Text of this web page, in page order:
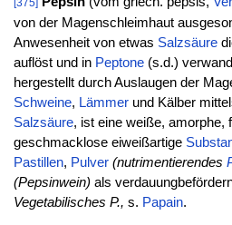
[375]
von der Magenschleimhaut
Anwesenheit von etwas Salzsäure
auflöst und in Peptone(s.d.)
hergestellt durch Auslaugen der
Schweine, Lämmerund Kälber
Salzsäure, ist eine weiße, amorphe,
geschmacklose eiweißartige
Pastillen, Pulver (nutrimentierendes
(Pepsinwein) als
Vegetabilisches P., s. Papain.